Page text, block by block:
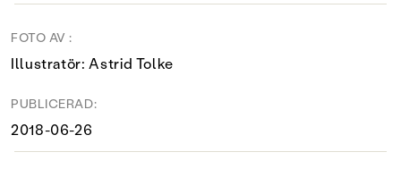
FOTO AV :
Illustratör: Astrid Tolke
PUBLICERAD:
2018-06-26